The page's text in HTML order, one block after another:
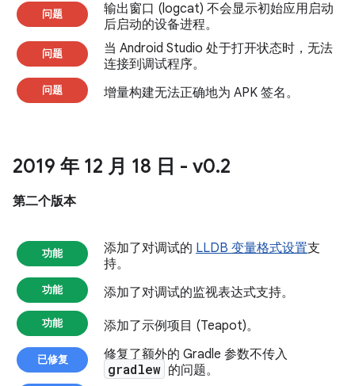
问题
输出窗口 (logcat) 不会显示初始应用启动
后启动的设备进程。
问题
当 Android Studio 处于打开状态时，无法
连接到调试程序。
问题 增量构建无法正确地为 APK 签名。
2019 年 12 月 18 日 - v0.2
第二个版本
功能 添加了对调试的 LLDB 变量格式设置支
持。
功能 添加了对调试的监视表达式支持。
功能 添加了示例项目 (Teapot)。
已修复 修复了额外的 Gradle 参数不传入
gradlew 的问题。